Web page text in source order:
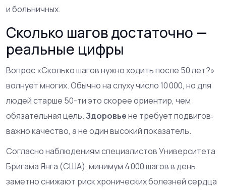
и больничных.
Сколько шагов достаточно —
реальные цифры
Вопрос «Сколько шагов нужно ходить после 50 лет?»
волнует многих. Обычно на слуху число 10 000, но для
людей старше 50-ти это скорее ориентир, чем
обязательная цель.Здоровьене требует подвигов:
важно качество, а не один высокий показатель.
Согласно наблюдениям специалистов Университета
Бригама Янга (США), минимум 4 000 шагов в день
заметно снижают риск хронических болезней сердца